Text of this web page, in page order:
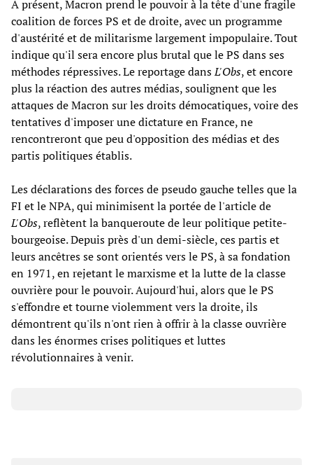
A présent, Macron prend le pouvoir à la tête d'une fragile
coalition de forces PS et de droite, avec un programme
d'austérité et de militarisme largement impopulaire. Tout
indique qu'il sera encore plus brutal que le PS dans ses
méthodes répressives. Le reportage dansL'Obs, et encore
plus la réaction des autres médias, soulignent que les
attaques de Macron sur les droits démocatiques, voire des
tentatives d'imposer une dictature en France, ne
rencontreront que peu d'opposition des médias et des
partis politiques établis.
Les déclarations des forces de pseudo gauche telles que la
FI et le NPA, qui minimisent la portée de l'article de
L'Obs, reflètent la banqueroute de leur politique petite-
bourgeoise. Depuis près d'un demi-siècle, ces partis et
leurs ancêtres se sont orientés vers le PS, à sa fondation
en 1971, en rejetant le marxisme et la lutte de la classe
ouvrière pour le pouvoir. Aujourd'hui, alors que le PS
s'effondre et tourne violemment vers la droite, ils
démontrent qu'ils n'ont rien à offrir à la classe ouvrière
dans les énormes crises politiques et luttes
révolutionnaires à venir.